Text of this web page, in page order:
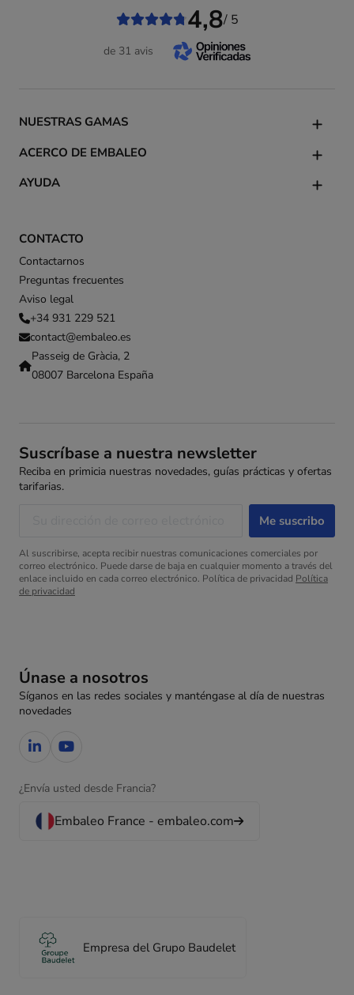
CONTACTO
Contactarnos
Preguntas frecuentes
Aviso legal
+34 931 229 521
contact@embaleo.es
Passeig de Gràcia, 2
08007 Barcelona España
NUESTRAS GAMAS
ACERCO DE EMBALEO
AYUDA
4,8/ 5
de 31 avis
Únase a nosotros
Síganos en las redes sociales y manténgase al día de nuestras
novedades
¿Envía usted desde Francia?
Embaleo France - embaleo.com
Empresa del Grupo Baudelet
Suscríbase a nuestra newsletter
Reciba en primicia nuestras novedades, guías prácticas y ofertas
tarifarias.
Al suscribirse, acepta recibir nuestras comunicaciones comerciales por
correo electrónico. Puede darse de baja en cualquier momento a través del
enlace incluido en cada correo electrónico. Política de privacidad Política
de privacidad